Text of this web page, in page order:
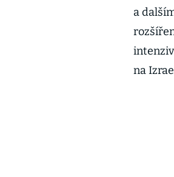
a
na